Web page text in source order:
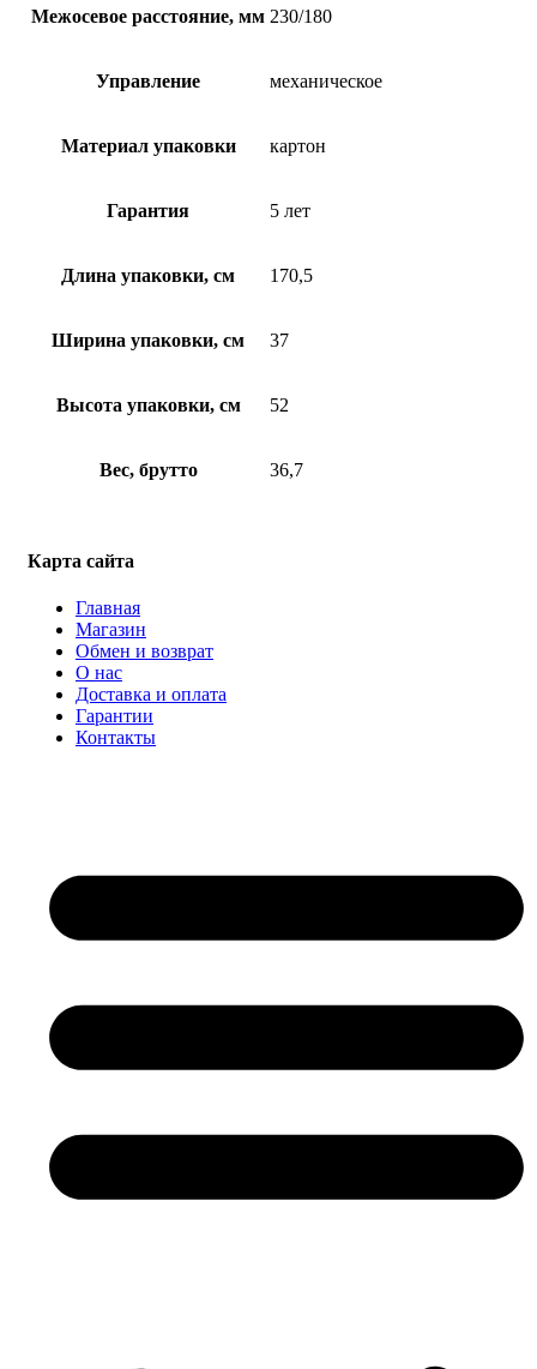
Межосевое расстояние, мм 230/180
Управление механическое
Материал упаковки картон
Гарантия 5 лет
Длина упаковки, см 170,5
Ширина упаковки, см 37
Высота упаковки, см 52
Вес, брутто 36,7
Карта сайта
Главная
Магазин
Обмен и возврат
О нас
Доставка и оплата
Гарантии
Контакты